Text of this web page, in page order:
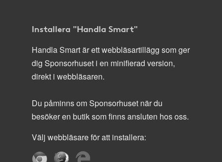
Installera "Handla Smart"
Handla Smart är ett webbläsartillägg som ger
dig Sponsorhuset i en minifierad version,
direkt i webbläsaren.
Du påminns om Sponsorhuset när du
besöker en butik som finns ansluten hos oss.
Välj webbläsare för att installera: